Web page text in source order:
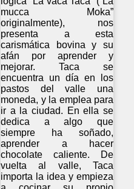
mucca Moka”
originalmente), nos
presenta a esta
carismática bovina y su
afán por aprender y
mejorar. Taca se
encuentra un día en los
pastos del valle una
moneda, y la emplea para
ir a la ciudad. En ella se
dedica a algo que
siempre ha soñado,
aprender a hacer
chocolate caliente. De
vuelta al valle, Taca
importa la idea y empieza